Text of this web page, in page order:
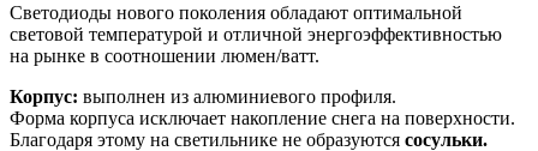
Светодиоды нового поколения обладают оптимальной
световой температурой и отличной энергоэффективностью
на рынке в соотношении люмен/ватт.
Корпус: выполнен из алюминиевого профиля.
Форма корпуса исключает накопление снега на поверхности.
Благодаря этому на светильнике не образуются сосульки.